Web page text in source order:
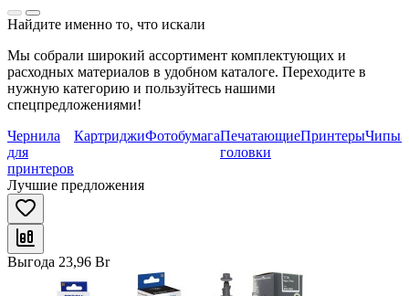
Найдите именно то, что искали
Мы собрали широкий ассортимент комплектующих и
расходных материалов в удобном каталоге. Переходите в
нужную категорию и пользуйтесь нашими
спецпредложениями!
Чернила
для
принтеров
КартриджиФотобумагаПечатающие
головки
ПринтерыЧипы
Лучшие предложения
Выгода 23,96 Br